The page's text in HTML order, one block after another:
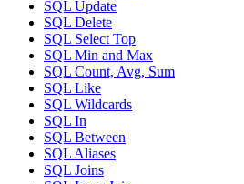
SQL Update
SQL Delete
SQL Select Top
SQL Min and Max
SQL Count, Avg, Sum
SQL Like
SQL Wildcards
SQL In
SQL Between
SQL Aliases
SQL Joins